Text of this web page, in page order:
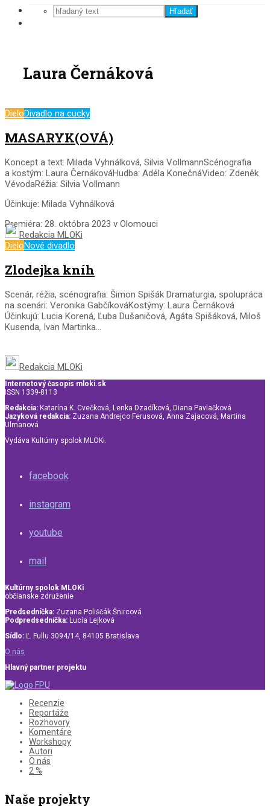
Hľadať
Laura Černáková
DieloDivadlo na cucky
MASARYK(OVÁ)
Koncept a text: Milada Vyhnálková, Silvia VollmannScénografia
a kostým: Laura ČernákováHudba: Adéla KonečnáVideo: Zdeněk
VévodaRéžia: Silvia Vollmann
Účinkuje: Milada Vyhnálková
Premiéra: 28. októbra 2023 v Olomouci
Redakcia MLOKi
DieloNové divadlo
Zlodejka kníh
Scenár, réžia, scénografia: Šimon Spišák Dramaturgia, spolupráca
na scenári: Veronika GabčíkováKostýmy: Laura Černáková
Účinkujú: Lucia Korená, Ľuba Dušaničová, Agáta Spišáková, Miloš
Kusenda, Ivan Martinka...
Redakcia MLOKi
Internetový časopis mloki.sk
ISSN 1339-8113
Redakcia: Katarína K. Cvečková, Lenka Dzadíková, Diana Pavlačková
Jazyková redakcia: Zuzana Andrejco Ferusová, Anna Zajacová, Martina
Ulmanová
Vydáva Kultúrny spolok MLOKi.
facebook
instagram
youtube
mail
Kultúrny spolok MLOKi
občianske združenie
Predsedníčka: Zuzana Poliščák Šnircová
Podpredsedníčka: Lucia Lejková
Sídlo: Ľ. Fullu 3094/14, 84105 Bratislava
O nás
Hlavný partner projektu
Recenzie
Reportáže
Rozhovory
Komentáre
Workshopy
Autori
O nás
2 %
Naše projekty